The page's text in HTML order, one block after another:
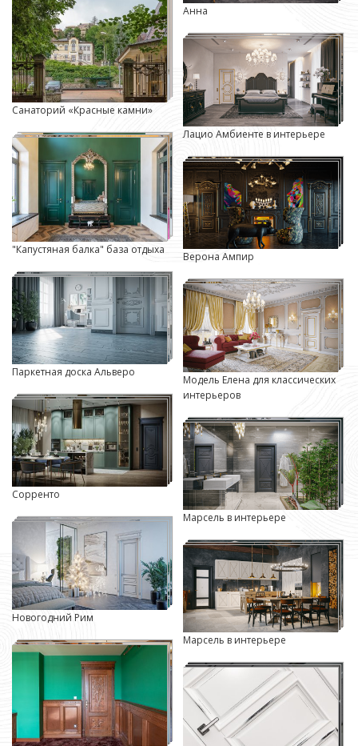
Санаторий «Красные камни»
"Капустяная балка" база отдыха
Паркетная доска Альверо
Сорренто
Новогодний Рим
Анна
Лацио Амбиенте в интерьере
Верона Ампир
Модель Елена для классических
интерьеров
Марсель в интерьере
Марсель в интерьере